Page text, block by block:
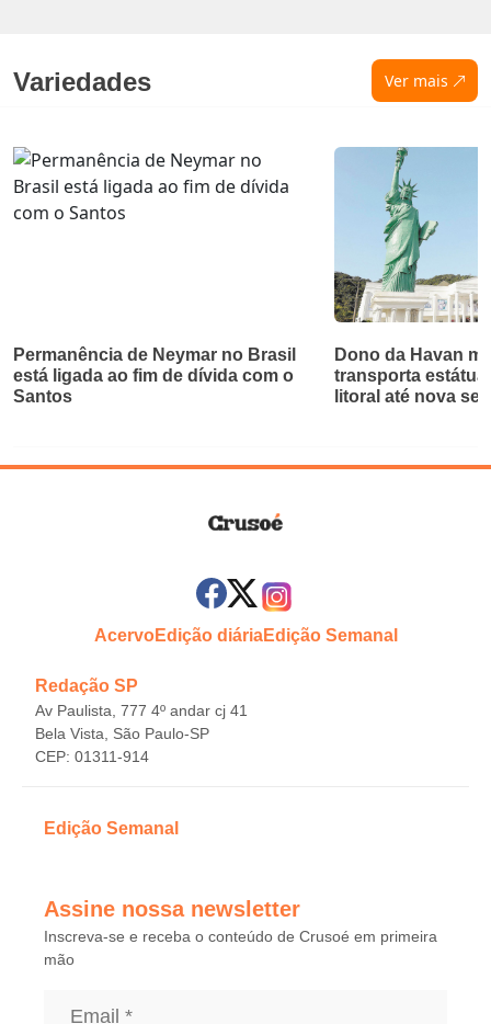
Variedades Ver mais
Permanência de Neymar no Brasil
está ligada ao fim de dívida com o
Santos
Dono da Havan
transporta
litoral até nova
AcervoEdição diáriaEdição Semanal
Redação SP
Av Paulista, 777 4º andar cj 41
Bela Vista, São Paulo-SP
CEP: 01311-914
Edição Semanal
Assine nossa newsletter
Inscreva-se e receba o conteúdo de Crusoé em primeira
mão